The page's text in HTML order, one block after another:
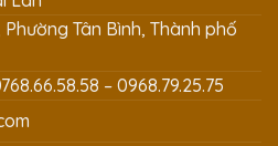
Tân Bình, Thành phố
– 0968.79.25.75